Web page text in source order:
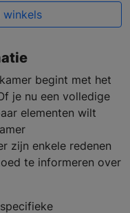
winkels
begint met het
je nu een volledige
elementen wilt
zijn enkele redenen
te informeren over